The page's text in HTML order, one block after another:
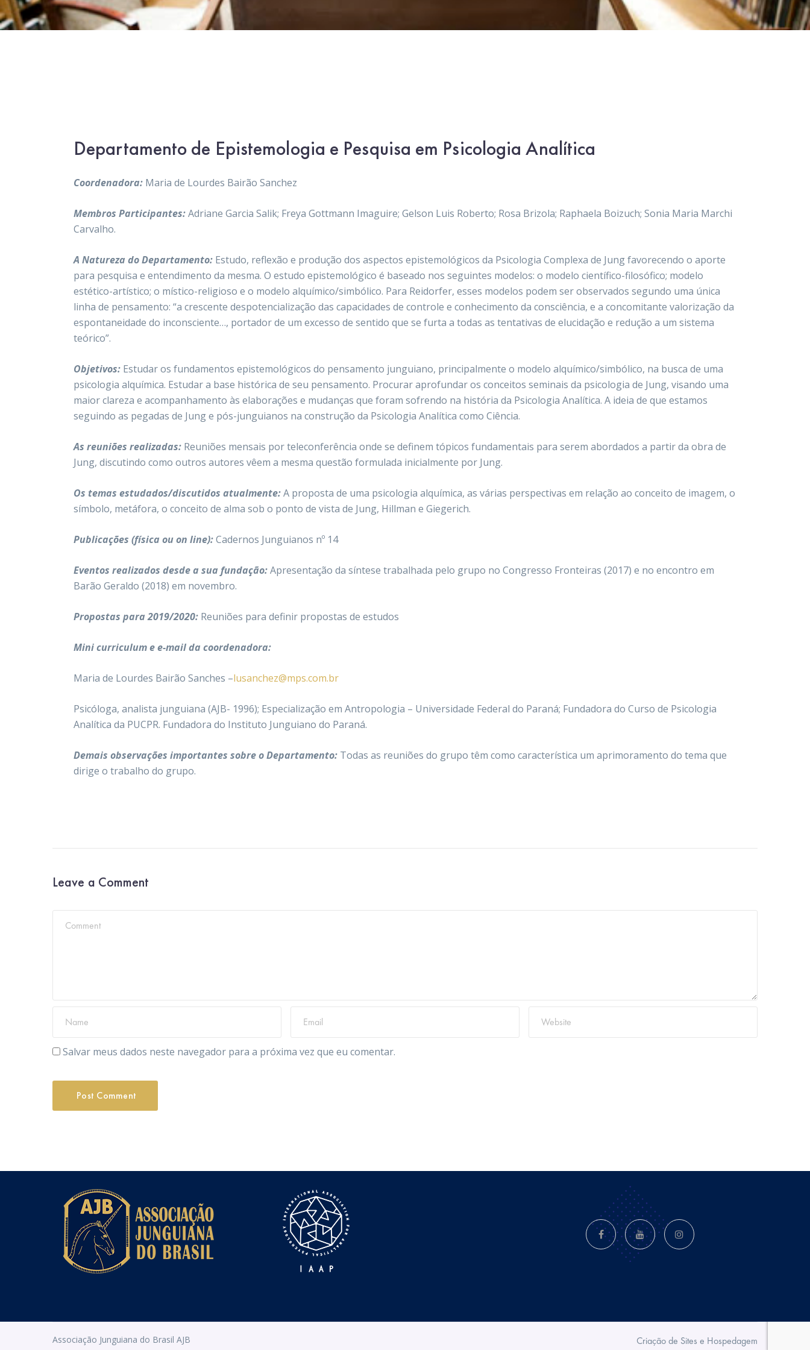
Departamento de Epistemologia e Pesquisa em Psicologia Analítica
Coordenadora: Maria de Lourdes Bairão Sanchez
Membros Participantes:Adriane Garcia Salik; Freya Gottmann Imaguire; Gelson Luis Roberto; Rosa Brizola; Raphaela Boizuch; Sonia Maria Marchi
Carvalho.
A Natureza do Departamento: Estudo, reflexão e produção dos aspectos epistemológicos da Psicologia Complexa de Jung favorecendo o aporte
para pesquisa e entendimento da mesma. O estudo epistemológico é baseado nos seguintes modelos: o modelo científico-filosófico; modelo
estético-artístico; o místico-religioso e o modelo alquímico/simbólico. Para Reidorfer, esses modelos podem ser observados segundo uma única
linha de pensamento: “a crescente despotencialização das capacidades de controle e conhecimento da consciência, e a concomitante valorização da
espontaneidade do inconsciente…, portador de um excesso de sentido que se furta a todas as tentativas de elucidação e redução a um sistema
teórico”.
Objetivos: Estudar os fundamentos epistemológicos do pensamento junguiano, principalmente o modelo alquímico/simbólico, na busca de uma
psicologia alquímica. Estudar a base histórica de seu pensamento. Procurar aprofundar os conceitos seminais da psicologia de Jung, visando uma
maior clareza e acompanhamento às elaborações e mudanças que foram sofrendo na história da Psicologia Analítica. A ideia de que estamos
seguindo as pegadas de Jung e pós-junguianos na construção da Psicologia Analítica como Ciência.
As reuniões realizadas: Reuniões mensais por teleconferência onde se definem tópicos fundamentais para serem abordados a partir da obra de
Jung, discutindo como outros autores vêem a mesma questão formulada inicialmente por Jung.
Os temas estudados/discutidos atualmente:A proposta de uma psicologia alquímica, as várias perspectivas em relação ao conceito de imagem, o
símbolo, metáfora, o conceito de alma sob o ponto de vista de Jung, Hillman e Giegerich.
Publicações (física ou on line):Cadernos Junguianos nº 14
Eventos realizados desde a sua fundação:Apresentação da síntese trabalhada pelo grupo no Congresso Fronteiras (2017) e no encontro em
Barão Geraldo (2018) em novembro.
Propostas para 2019/2020: Reuniões para definir propostas de estudos
Mini curriculum e e-mail da coordenadora:
Maria de Lourdes Bairão Sanches –lusanchez@mps.com.br
Psicóloga, analista junguiana (AJB- 1996); Especialização em Antropologia – Universidade Federal do Paraná; Fundadora do Curso de Psicologia
Analítica da PUCPR. Fundadora do Instituto Junguiano do Paraná.
Demais observações importantes sobre o Departamento: Todas as reuniões do grupo têm como característica um aprimoramento do tema que
dirige o trabalho do grupo.
Leave a Comment
Salvar meus dados neste navegador para a próxima vez que eu comentar.
Associação Junguiana do Brasil AJB Criação de Sites e Hospedagem